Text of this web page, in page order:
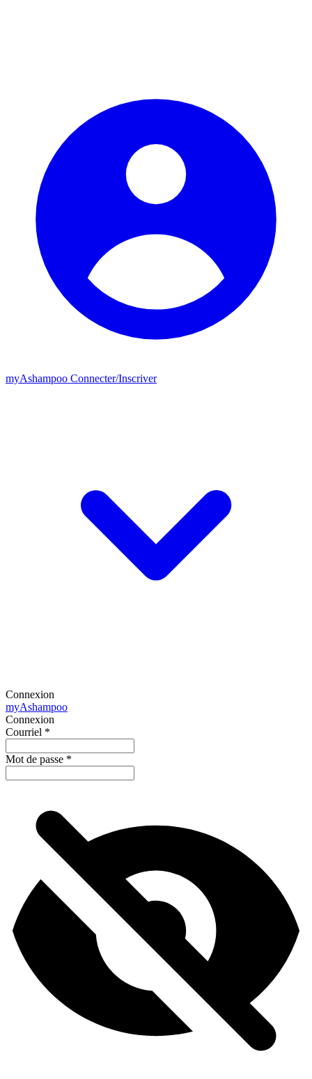
myAshampoo Connecter/Inscriver
Connexion
myAshampoo
Connexion
Courriel *
Mot de passe *